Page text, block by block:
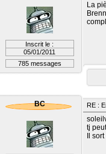
Inscrit le :
05/01/2011
785 messages
La
BC RE :
tj
Il